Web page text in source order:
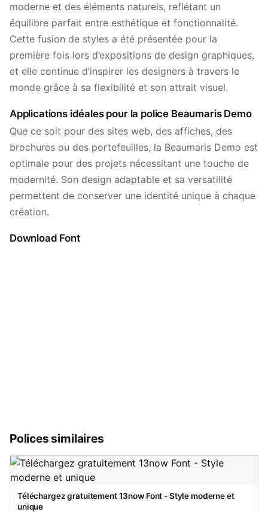
moderne et des éléments naturels, reflétant un
équilibre parfait entre esthétique et fonctionnalité.
Cette fusion de styles a été présentée pour la
première fois lors d’expositions de design graphiques,
et elle continue d’inspirer les designers à travers le
monde grâce à sa flexibilité et son attrait visuel.
Applications idéales pour la police Beaumaris Demo
Que ce soit pour des sites web, des affiches, des
brochures ou des portefeuilles, la Beaumaris Demo est
optimale pour des projets nécessitant une touche de
modernité. Son design adaptable et sa versatilité
permettent de conserver une identité unique à chaque
création.
Download Font
Polices similaires
Téléchargez gratuitement 13now Font - Style moderne et
unique